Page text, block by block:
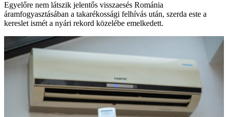
Egyelőre nem látszik jelentős visszaesés Románia
áramfogyasztásában a takarékossági felhívás után, szerda este a
kereslet ismét a nyári rekord közelébe emelkedett.